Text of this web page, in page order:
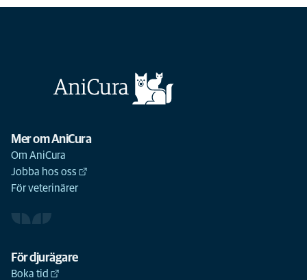
Mer om AniCura
Om AniCura
Jobba hos oss
För veterinärer
För djurägare
Boka tid